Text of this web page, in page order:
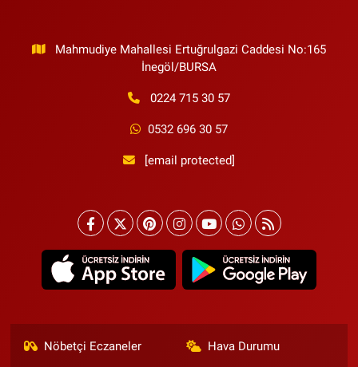
Mahmudiye Mahallesi Ertuğrulgazi Caddesi No:165
İnegöl/BURSA
0224 715 30 57
0532 696 30 57
[email protected]
Nöbetçi Eczaneler Hava Durumu